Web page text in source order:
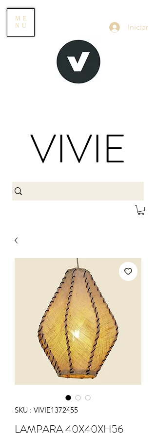
ME
NU
Iniciar
VIVIE
SKU : VIVIE1372455
LAMPARA 40X40XH56